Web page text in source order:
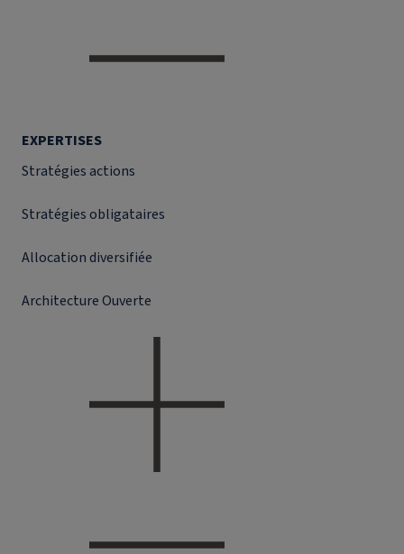
EXPERTISES
Stratégies actions
Stratégies obligataires
Allocation diversifiée
Architecture Ouverte